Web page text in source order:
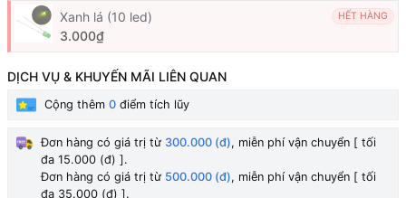
Xanh lá (10 led) HẾT HÀNG
3.000₫
DỊCH VỤ & KHUYẾN MÃI LIÊN QUAN
Cộng thêm 0 điểm tích lũy
Đơn hàng có giá trị từ 300.000 (đ), miễn phí vận chuyển [ tối
đa 15.000 (đ) ].
Đơn hàng có giá trị từ 500.000 (đ), miễn phí vận chuyển [ tối
đa 35.000 (đ) ].